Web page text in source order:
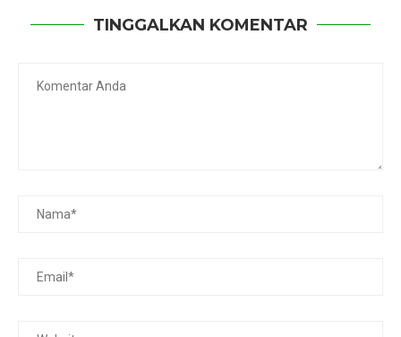
TINGGALKAN KOMENTAR